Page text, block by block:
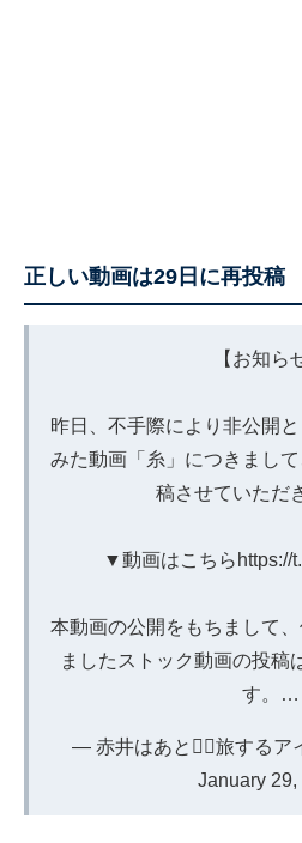
正しい動画は29日に再投稿
【お知ら
昨日、不手際により非公開
みた動画「糸」につきまし
稿させていただ
▼動画はこちら https://
本動画の公開をもちまして
ましたストック動画の投稿
す。…
— 赤井はあと❤️‍🔥旅するア
January 29,